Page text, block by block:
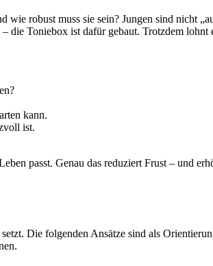
robust muss sie sein? Jungen sind nicht
die Toniebox ist dafür gebaut. Trotzdem lohnt
kann.
ist.
passt. Genau das reduziert Frust – und
Die folgenden Ansätze sind als